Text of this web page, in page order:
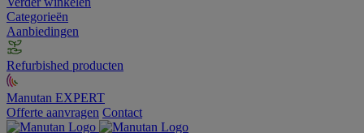
Categorieën
Aanbiedingen
Refurbished producten
Manutan EXPERT
Offerte aanvragen Contact